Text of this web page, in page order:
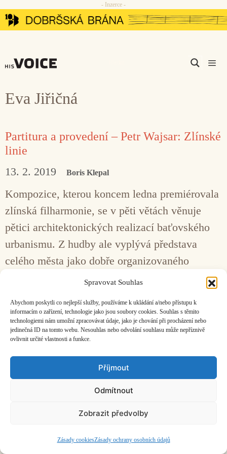
Spravovat Souhlas
Abychom poskytli co nejlepší služby, používáme k ukládání a/nebo přístupu k
informacím o zařízení, technologie jako jsou soubory cookies. Souhlas s těmito
technologiemi nám umožní zpracovávat údaje, jako je chování při procházení nebo
jedinečná ID na tomto webu. Nesouhlas nebo odvolání souhlasu může nepříznivě
ovlivnit určité vlastnosti a funkce.
Příjmout
Odmítnout
Zobrazit předvolby
Zásady cookiesZásady ochrany osobních údajů
Přeskočit
na
- Inzerce -
Eva Jiřičná
Partitura a provedení – Petr Wajsar: Zlínské
linie
13. 2. 2019 Boris Klepal
Kompozice, kterou koncem ledna premiérovala
zlínská filharmonie, se v pěti větách věnuje
pětici architektonických realizací baťovského
urbanismu. Z hudby ale vyplývá představa
celého města jako dobře organizovaného
Facebook
Bandcamp
Mail
založeno 2001 | Kontaktujte nás: